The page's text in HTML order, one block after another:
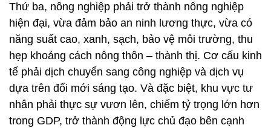
Thứ ba, nông nghiệp phải trở thành nông nghiệp
hiện đại, vừa đảm bảo an ninh lương thực, vừa có
năng suất cao, xanh, sạch, bảo vệ môi trường, thu
hẹp khoảng cách nông thôn – thành thị. Cơ cấu kinh
tế phải dịch chuyển sang công nghiệp và dịch vụ
dựa trên đổi mới sáng tạo. Và đặc biệt, khu vực tư
nhân phải thực sự vươn lên, chiếm tỷ trọng lớn hơn
trong GDP, trở thành động lực chủ đạo bên cạnh